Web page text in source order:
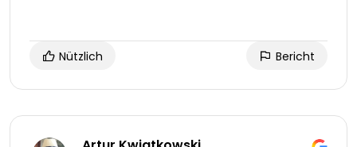
Nützlich Bericht